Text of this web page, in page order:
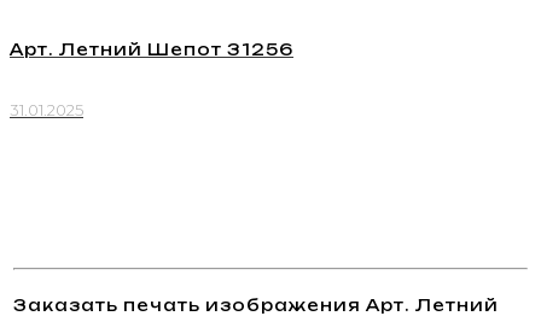
Арт. Летний Шепот 31256
31.01.2025
Заказать печать изображения Арт. Летний